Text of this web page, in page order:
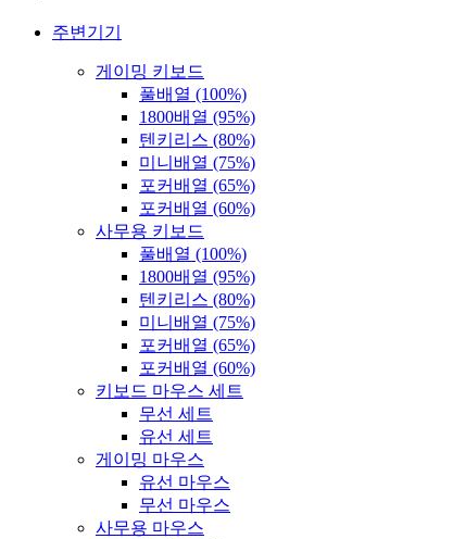
주변기기
게이밍 키보드
풀배열 (100%)
1800배열 (95%)
텐키리스 (80%)
미니배열 (75%)
포커배열 (65%)
포커배열 (60%)
사무용 키보드
풀배열 (100%)
1800배열 (95%)
텐키리스 (80%)
미니배열 (75%)
포커배열 (65%)
포커배열 (60%)
키보드 마우스 세트
무선 세트
유선 세트
게이밍 마우스
유선 마우스
무선 마우스
사무용 마우스